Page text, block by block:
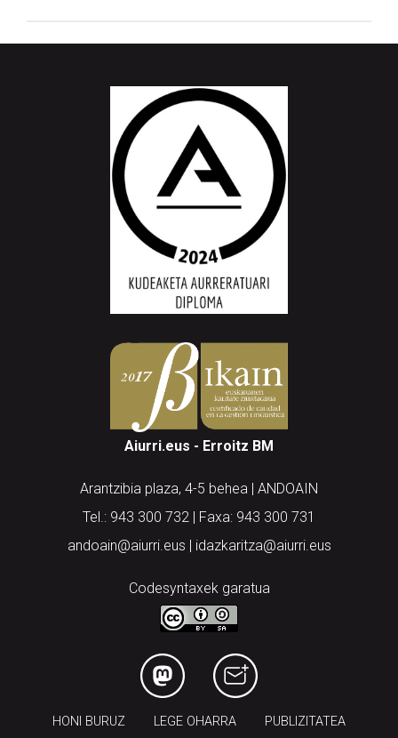
Aiurri.eus - Erroitz BM
Arantzibia plaza, 4-5 behea | ANDOAIN
Tel.: 943 300 732 | Faxa: 943 300 731
andoain@aiurri.eus | idazkaritza@aiurri.eus
Codesyntaxek garatua
HONI BURUZ LEGE OHARRA PUBLIZITATEA